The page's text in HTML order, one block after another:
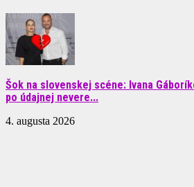
Šok na slovenskej scéne: Ivana
po údajnej nevere...
4. augusta 2026